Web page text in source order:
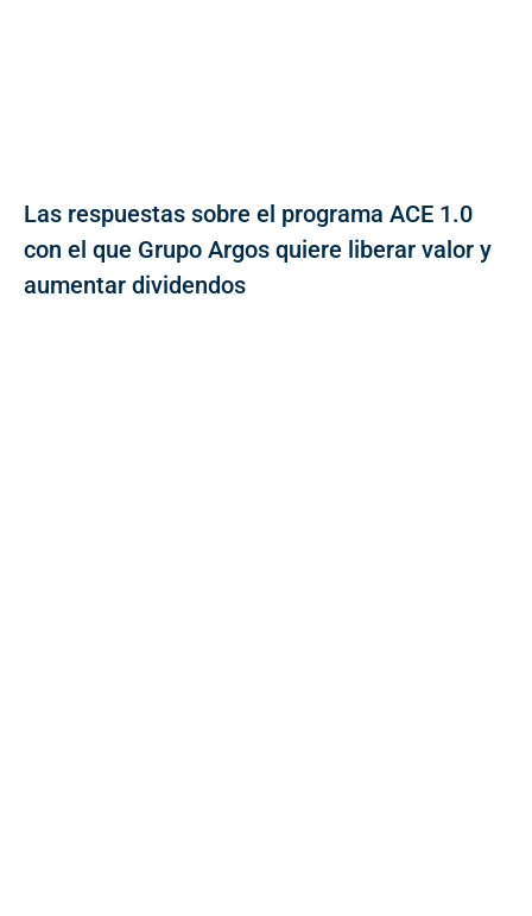
Las respuestas sobre el programa ACE 1.0
con el que Grupo Argos quiere liberar valor y
aumentar dividendos